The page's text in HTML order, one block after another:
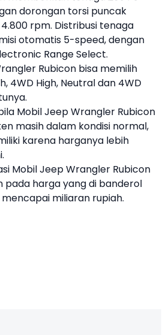
dorongan torsi puncak
rpm. Distribusi tenaga
otomatis 5-speed, dengan
Range Select.
Rubicon bisa memilih
4WD High, Neutral dan 4WD
Mobil Jeep Wrangler Rubicon
masih dalam kondisi normal,
karena harganya lebih
Mobil Jeep Wrangler Rubicon
pada harga yang di banderol
miliaran rupiah.